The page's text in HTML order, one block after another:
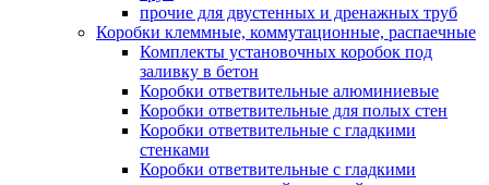
прочие для двустенных и дренажных труб
Коробки клеммные, коммутационные, распаечные
Комплекты установочных коробок под
заливку в бетон
Коробки ответвительные алюминиевые
Коробки ответвительные для полых стен
Коробки ответвительные с гладкими
стенками
Коробки ответвительные с гладкими